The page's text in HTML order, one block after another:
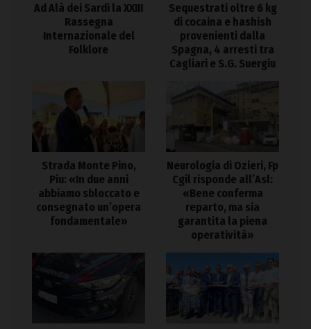
Ad Alà dei Sardi la XXIII
Rassegna
Internazionale del
Folklore
Sequestrati oltre 6 kg
di cocaina e hashish
provenienti dalla
Spagna, 4 arresti tra
Cagliari e S.G. Suergiu
Strada Monte Pino,
Piu: «In due anni
abbiamo sbloccato e
consegnato un’opera
fondamentale»
Neurologia di Ozieri, Fp
Cgil risponde all’Asl:
«Bene conferma
reparto, ma sia
garantita la piena
operatività»